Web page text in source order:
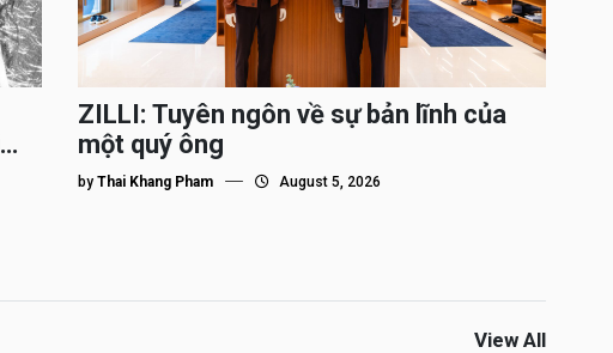
ZILLI: Tuyên ngôn về sự bản lĩnh của
một quý ông
byThai Khang Pham August 5, 2026
View All